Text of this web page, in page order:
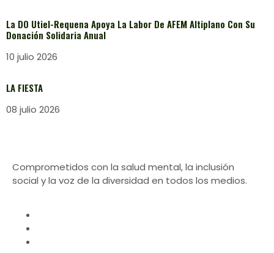
La DO Utiel-Requena Apoya La Labor De AFEM Altiplano Con Su
Donación Solidaria Anual
10 julio 2026
LA FIESTA
08 julio 2026
Comprometidos con la salud mental, la inclusión
social y la voz de la diversidad en todos los medios.